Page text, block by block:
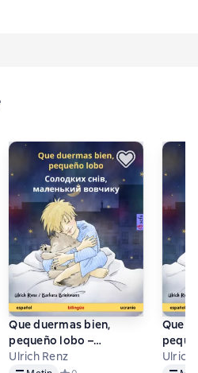
Que duermas bien,
pequeño lobo –
Солодких снів,
Ulrich Renz
Que
Miki
Ulrich